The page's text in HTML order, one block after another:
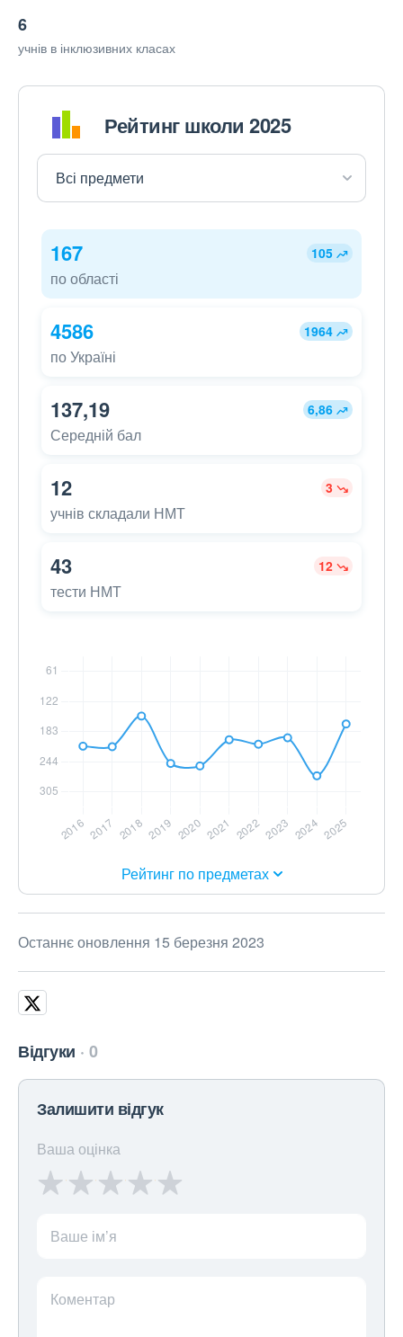
6
учнів в інклюзивних класах
Рейтинг школи 2025
167 105
по області
4586 1964
по Україні
137,19 6,86
Середній бал
12 3
учнів складали НМТ
43 12
тести НМТ
Рейтинг по предметах
Останнє оновлення 15 березня 2023
Відгуки 0
Залишити відгук
Ваша оцінка
Ваше ім’я
Коментар